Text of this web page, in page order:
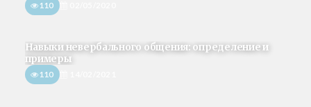
110
Навыки невербального общения: определение и
примеры
110